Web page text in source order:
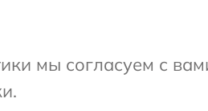
мы согласуем с